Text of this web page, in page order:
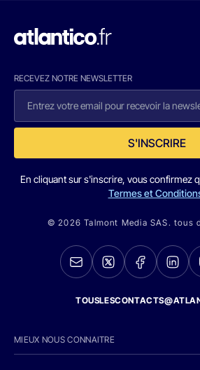
RECEVEZ NOTRE NEWSLETTER
S'INSCRIRE
En cliquant sur s'inscrire, vous confirmez
Termes et
© 2026 Talmont Media SAS. tous
MIEUX NOUS CONNAITRE